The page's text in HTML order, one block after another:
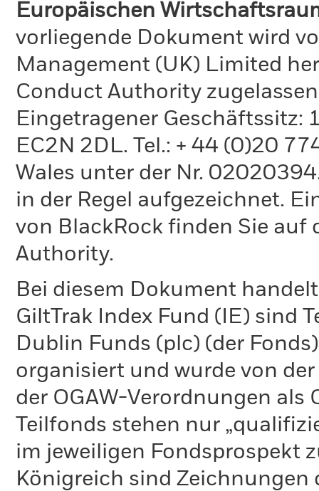
Europäischen
vorliegende Dokument wird
Management (UK) Limited
Conduct Authority
Eingetragener Geschäftssitz:
EC2N 2DL. Tel.: + 44 (0)20
Wales unter der Nr.
in der Regel aufgezeichnet.
von BlackRock finden Sie auf
Authority.
Bei diesem Dokument
GiltTrak Index Fund (IE) sind
Dublin Funds (plc) (der
organisiert und wurde von
der OGAW-Verordnungen als
Teilfonds stehen nur
im jeweiligen Fondsprospekt
Königreich sind Zeichnungen